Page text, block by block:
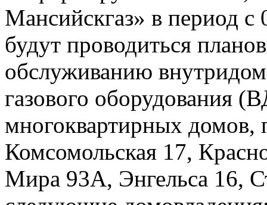
Мансийскгаз» в период с
будут проводиться
обслуживанию
газового
многоквартирных
Комсомольская 17,
Мира 93А, Энгельса 16,